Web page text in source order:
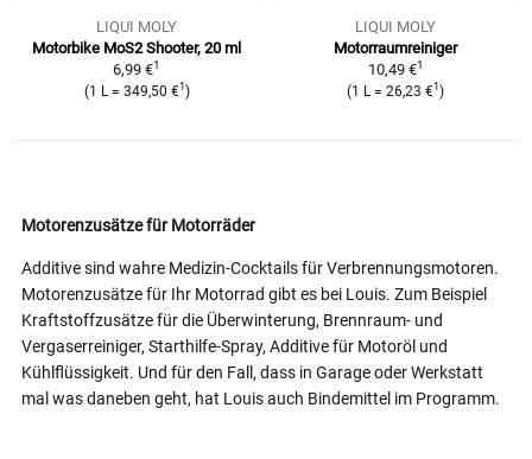
LIQUI MOLY
Motorbike MoS2 Shooter, 20 ml
6,99 €1
(1 L = 349,50 €1 )
LIQUI MOLY
Motorraumreiniger
10,49 €1
(1 L = 26,23 €1 )
Motorenzusätze für Motorräder
Additive sind wahre Medizin-Cocktails für Verbrennungsmotoren.
Motorenzusätze für Ihr Motorrad gibt es bei Louis. Zum Beispiel
Kraftstoffzusätze für die Überwinterung, Brennraum- und
Vergaserreiniger, Starthilfe-Spray, Additive für Motoröl und
Kühlflüssigkeit. Und für den Fall, dass in Garage oder Werkstatt
mal was daneben geht, hat Louis auch Bindemittel im Programm.